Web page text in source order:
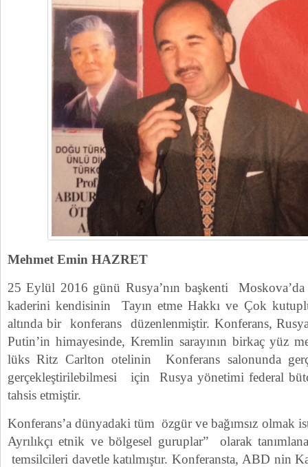
Mehmet Emin HAZRET
25 Eylül 2016 günü Rusya’nın başkenti
kaderini kendisinin Tayın etme Hakkı ve Çok
altında bir konferans düzenlenmiştir. Konferans,
Putin’in himayesinde, Kremlin sarayının birkaç yüz
lüks Ritz Carlton otelinin Konferans salonunda
gerçekleştirilebilmesi için Rusya yönetimi federal
tahsis etmiştir.
Konferans’a dünyadaki tüm özgür ve bağımsız olmak
Ayrılıkçı etnik ve bölgesel guruplar” olarak
temsilcileri davetle katılmıştır. Konferansta, ABD nin